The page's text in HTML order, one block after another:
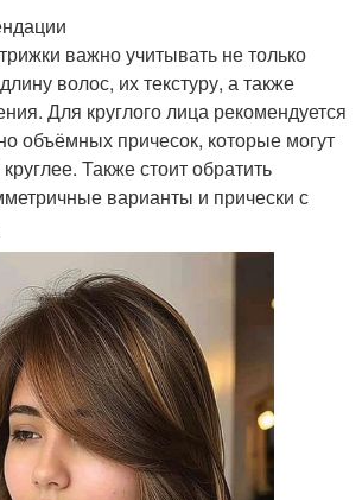
важно учитывать не только
волос, их текстуру, а также
Для круглого лица рекомендуется
объёмных причесок, которые могут
Также стоит обратить
варианты и прически с